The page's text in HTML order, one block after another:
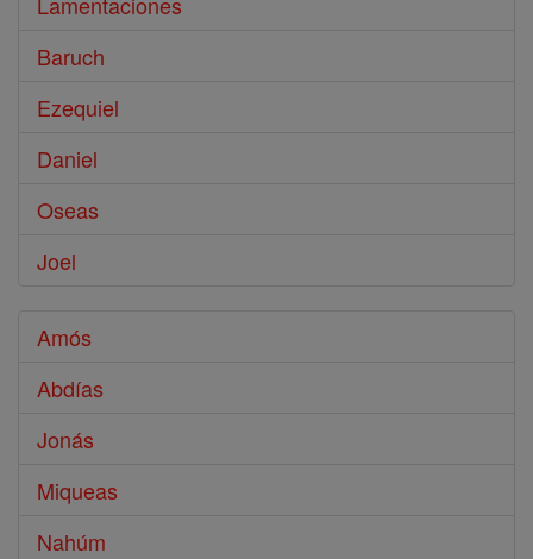
Baruch
Ezequiel
Daniel
Oseas
Joel
Amós
Abdías
Jonás
Miqueas
Nahúm